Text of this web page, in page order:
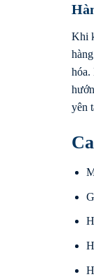
Khi
hóa.
yên